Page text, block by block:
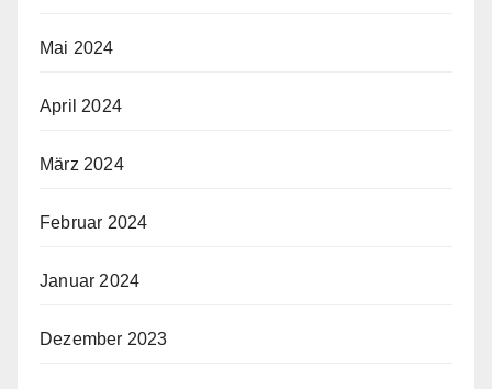
Mai 2024
April 2024
März 2024
Februar 2024
Januar 2024
Dezember 2023